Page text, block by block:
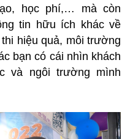
học phí,… mà còn
tin hữu ích khác về
hiệu quả, môi trường
bạn có cái nhìn khách
và ngôi trường mình